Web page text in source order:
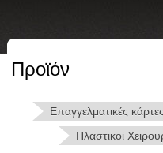
Προϊόν
Επαγγελματικές κάρτες
Πλαστικοί